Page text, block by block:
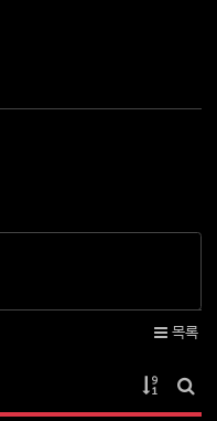
목록
게시물
게시